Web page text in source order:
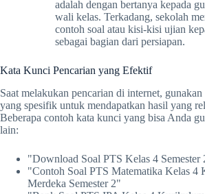
adalah dengan bertanya kepada
wali kelas. Terkadang, sekolah
contoh soal atau kisi-kisi ujian
sebagai bagian dari persiapan.
Kata Kunci Pencarian yang Efektif
Saat melakukan pencarian di internet,
yang spesifik untuk mendapatkan hasil yang
Beberapa contoh kata kunci yang bisa Anda
lain:
"Download Soal PTS Kelas 4 Semester
"Contoh Soal PTS Matematika Kelas 4
Merdeka Semester 2"